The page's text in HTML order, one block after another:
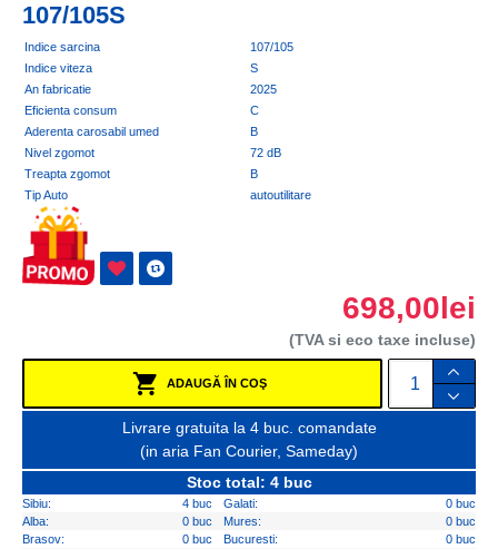
107/105S
Indice sarcina
107/105
Indice viteza
S
An fabricatie
2025
Eficienta consum
C
Aderenta carosabil umed
B
Nivel zgomot
72 dB
Treapta zgomot
B
Tip Auto
autoutilitare
698,00lei
(TVA si eco taxe incluse)
ADAUGĂ ÎN COŞ
Livrare gratuita la 4 buc. comandate
(in aria Fan Courier, Sameday)
Stoc total: 4 buc
Sibiu: 4 buc Galati:
0 buc
Alba:
0 buc Mures:
0 buc
Brasov:
0 buc Bucuresti:
0 buc